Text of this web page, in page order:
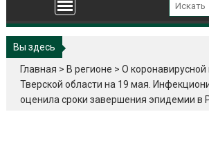
Вы здесь
Главная > В регионе >О
Тверской области на 19 мая.
оценила сроки завершения эпидемии в